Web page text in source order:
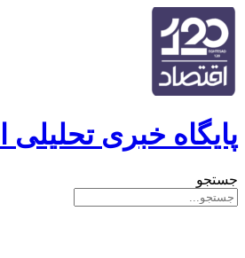
پایگاه خبری تحلیلی
جستجو